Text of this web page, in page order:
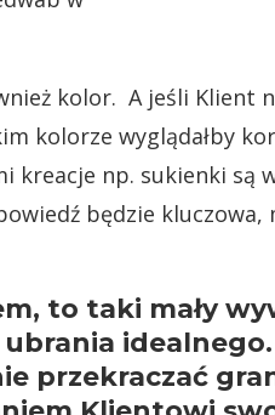
kolor. A jeśli Klient
kolorze wyglądałby
kreacje np. sukienki są
będzie kluczowa,
to taki mały
idealnego.
przekraczać